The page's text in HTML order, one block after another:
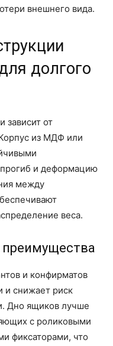
внешнего вида.
долгого
зависит от
из МДФ или
и деформацию
между
веса.
и конфирматов
и снижает риск
Дно ящиков лучше
с роликовыми
фиксаторами, что